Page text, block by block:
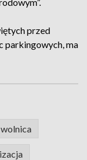
przed
parkingowych, ma